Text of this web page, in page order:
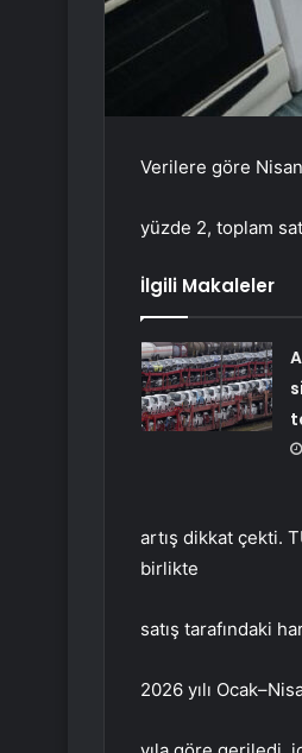
Verilere göre Nisan
yüzde 2, toplam
İlgili Makaleler
artış dikkat çekti.
birlikte
satış tarafındaki
2026 yılı